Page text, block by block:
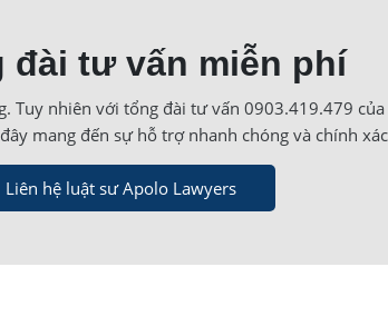
đài tư vấn miễn phí
nhiên với tổng đài tư vấn 0903.419.479
mang đến sự hỗ trợ nhanh chóng và chính
Liên hệ luật sư Apolo Lawyers